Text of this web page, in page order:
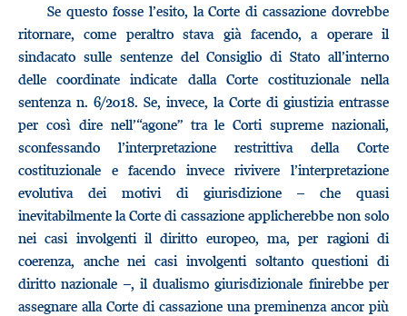
Se questo fosse l’esito, la Corte di cassazione dovrebbe
ritornare, come peraltro stava già facendo, a operare il
sindacato sulle sentenze del Consiglio di Stato all’interno
delle coordinate indicate dalla Corte costituzionale nella
sentenza n. 6/2018. Se, invece, la Corte di giustizia entrasse
per così dire nell’“agone” tra le Corti supreme nazionali,
sconfessando l’interpretazione restrittiva della Corte
costituzionale e facendo invece rivivere l’interpretazione
evolutiva dei motivi di giurisdizione – che quasi
inevitabilmente la Corte di cassazione applicherebbe non solo
nei casi involgenti il diritto europeo, ma, per ragioni di
coerenza, anche nei casi involgenti soltanto questioni di
diritto nazionale –, il dualismo giurisdizionale finirebbe per
assegnare alla Corte di cassazione una preminenza ancor più